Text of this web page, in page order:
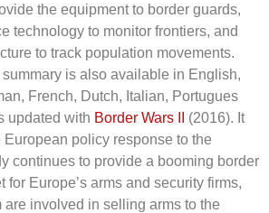
the equipment to border guards,
technology to monitor frontiers, and
to track population movements.
is also available in English,
French, Dutch, Italian, Portugues
updated with Border Wars II
(2016). It
European policy response to the
continues to provide a booming border
for Europe’s arms and security firms,
are involved in selling arms to the